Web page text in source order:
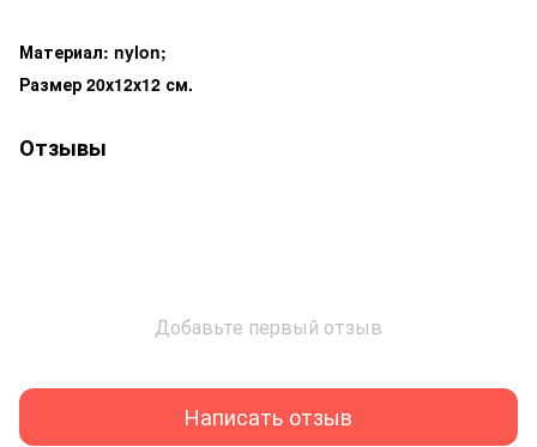
Материал: nylon;
Размер 20х12х12 см.
Отзывы
Добавьте первый отзыв
Написать отзыв